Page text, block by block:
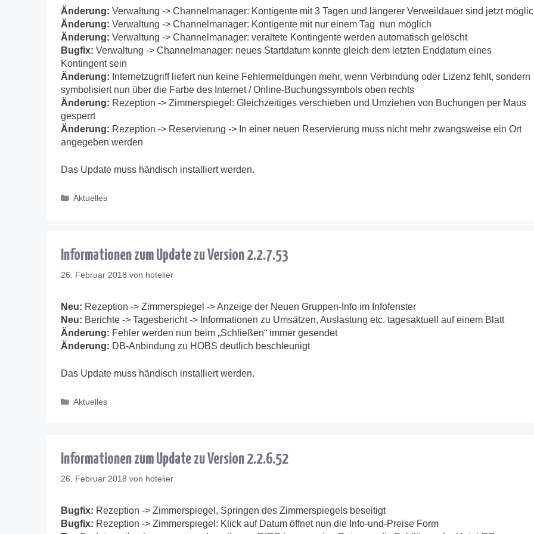
Änderung: Verwaltung -> Channelmanager: Kontigente mit 3 Tagen und längerer Verweildauer sind jetzt
Änderung: Verwaltung -> Channelmanager: Kontigente mit nur einem Tag nun möglich
Änderung: Verwaltung -> Channelmanager: veraltete Kontingente werden automatisch gelöscht
Bugfix: Verwaltung -> Channelmanager: neues Startdatum konnte gleich dem letzten Enddatum eines
Kontingent sein
Änderung: Internetzugriff liefert nun keine Fehlermeldungen mehr, wenn Verbindung oder Lizenz fehlt, sondern
symbolisiert nun über die Farbe des Internet / Online-Buchungssymbols oben rechts
Änderung: Rezeption -> Zimmerspiegel: Gleichzeitiges verschieben und Umziehen von Buchungen per Maus
gesperrt
Änderung: Rezeption -> Reservierung -> In einer neuen Reservierung muss nicht mehr zwangsweise ein Ort
angegeben werden
Das Update muss händisch installiert werden.
Kategorien
Aktuelles
Informationen zum Update zu Version 2.2.7.53
26. Februar 2018 von hotelier
Neu: Rezeption -> Zimmerspiegel -> Anzeige der Neuen Gruppen-Info im Infofenster
Neu: Berichte -> Tagesbericht -> Informationen zu Umsätzen, Auslastung etc. tagesaktuell auf einem Blatt
Änderung: Fehler werden nun beim „Schließen“ immer gesendet
Änderung: DB-Anbindung zu HOBS deutlich beschleunigt
Das Update muss händisch installiert werden.
Kategorien
Aktuelles
Informationen zum Update zu Version 2.2.6.52
26. Februar 2018 von hotelier
Bugfix: Rezeption -> Zimmerspiegel, Springen des Zimmerspiegels beseitigt
Bugfix: Rezeption -> Zimmerspiegel: Klick auf Datum öffnet nun die Info-und-Preise Form